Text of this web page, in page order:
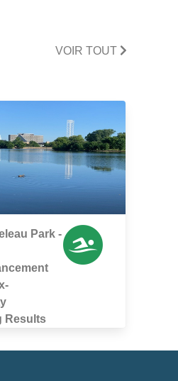
VOIR TOUT
Park -
Results